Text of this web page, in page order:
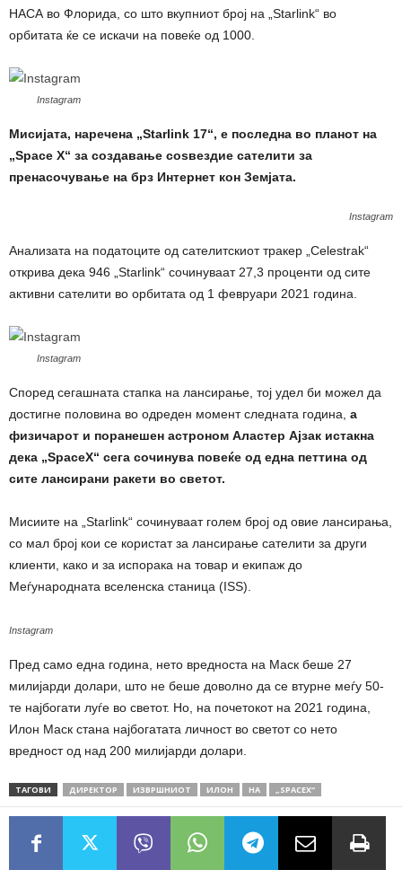
НАСА во Флорида, со што вкупниот број на „Starlink“ во
орбитата ќе се искачи на повеќе од 1000.
Instagram
Мисијата, наречена „Starlink 17“, е последна во планот на
„Space X“ за создавање соѕвездие сателити за
пренасочување на брз Интернет кон Земјата.
Instagram
Анализата на податоците од сателитскиот тракер „Celestrak“
открива дека 946 „Starlink“ сочинуваат 27,3 проценти од сите
активни сателити во орбитата од 1 февруари 2021 година.
Instagram
Според сегашната стапка на лансирање, тој удел би можел да
достигне половина во одреден момент следната година, а
физичарот и поранешен астроном Аластер Ајзак истакна
дека „SpaceX“ сега сочинува повеќе од една петтина од
сите лансирани ракети во светот.
Мисиите на „Starlink“ сочинуваат голем број од овие лансирања,
со мал број кои се користат за лансирање сателити за други
клиенти, како и за испорака на товар и екипаж до
Меѓународната вселенска станица (ISS).
Instagram
Пред само една година, нето вредноста на Маск беше 27
милијарди долари, што не беше доволно да се втурне меѓу 50-
те најбогати луѓе во светот. Но, на почетокот на 2021 година,
Илон Маск стана најбогатата личност во светот со нето
вредност од над 200 милијарди долари.
ТАГОВИ ДИРЕКТОР ИЗВРШНИОТ ИЛОН НА „SPACEX“